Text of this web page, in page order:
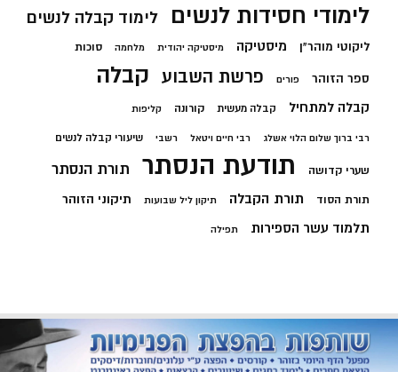
לימודי חסידות לנשים לימוד קבלה לנשים
ליקוטי מוהר"ן מיסטיקה מיסטיקה יהודית מלחמה סוכות
ספר הזוהר פורים פרשת השבוע קבלה
קבלה למתחיל קבלה מעשית קורונה קליפות
רבי ברוך שלום הלוי אשלג רבי חיים ויטאל רשבי שיעורי קבלה לנשים
שערי קדושה תודעת הנסתר תורת הנסתר
תורת הסוד תורת הקבלה תיקון ליל שבועות תיקוני הזוהר
תלמוד עשר הספירות תפילה